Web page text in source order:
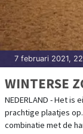
7 februari 2021,
WINTERSE
NEDERLAND - Het
prachtige plaatjes
combinatie met de